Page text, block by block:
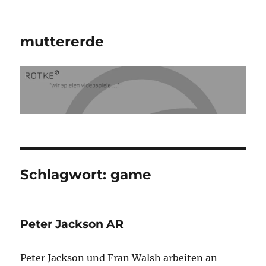
muttererde
Schlagwort:game
Peter Jackson AR
Peter Jackson und Fran Walsh arbeiten an